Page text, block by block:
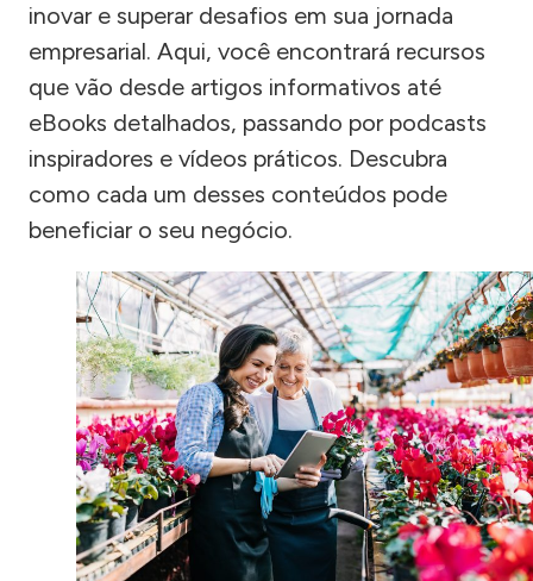
inovar e superar desafios em sua jornada
empresarial. Aqui, você encontrará recursos
que vão desde artigos informativos até
eBooks detalhados, passando por podcasts
inspiradores e vídeos práticos. Descubra
como cada um desses conteúdos pode
beneficiar o seu negócio.